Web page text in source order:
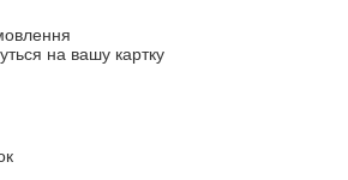
на вашу картку